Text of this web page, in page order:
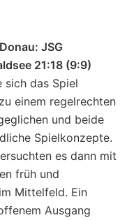
JSG
21:18 (9:9)
sich das Spiel
einem regelrechten
und beide
Spielkonzepte.
es dann mit
früh und
Mittelfeld. Ein
Ausgang